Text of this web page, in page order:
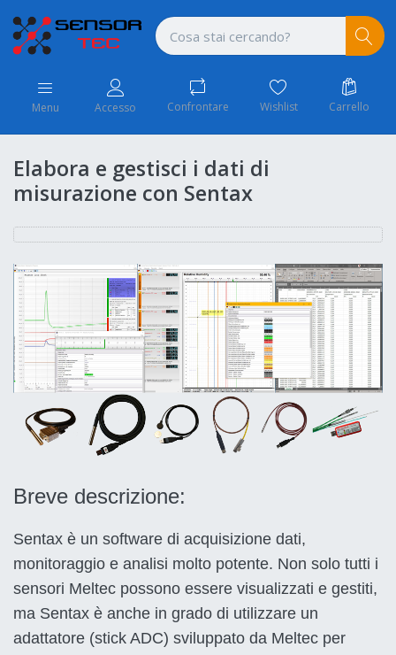
Menu Accesso Confrontare Wishlist Carrello
Elabora e gestisci i dati di
misurazione con Sentax
Breve descrizione:
Sentax è un software di acquisizione dati,
monitoraggio e analisi molto potente. Non solo tutti i
sensori Meltec possono essere visualizzati e gestiti,
ma Sentax è anche in grado di utilizzare un
adattatore (stick ADC) sviluppato da Meltec per